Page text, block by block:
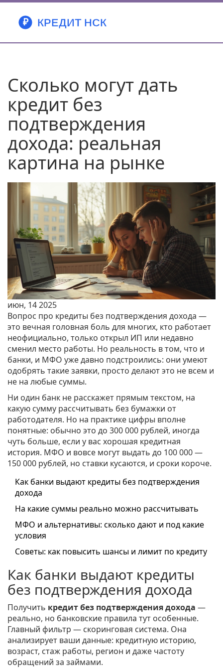
Сколько могут дать
кредит без
подтверждения
дохода: реальная
картина на рынке
июн, 14 2025
Вопрос про кредиты без подтверждения дохода —
это вечная головная боль для многих, кто работает
неофициально, только открыл ИП или недавно
сменил место работы. Но реальность в том, что и
банки, и МФО уже давно подстроились: они умеют
одобрять такие заявки, просто делают это не всем и
не на любые суммы.
Ни один банк не расскажет прямым текстом, на
какую сумму рассчитывать без бумажки от
работодателя. Но на практике цифры вполне
понятные: обычно это до 300 000 рублей, иногда
чуть больше, если у вас хорошая кредитная
история. МФО и вовсе могут выдать до 100 000 —
150 000 рублей, но ставки кусаются, и сроки короче.
Как банки выдают кредиты без подтверждения
дохода
На какие суммы реально можно рассчитывать
МФО и альтернативы: сколько дают и под какие
условия
Советы: как повысить шансы и лимит по кредиту
Как банки выдают кредиты
без подтверждения дохода
Получить кредит без подтверждения дохода —
реально, но банковские правила тут особенные.
Главный фильтр — скоринговая система. Она
анализирует ваши данные: кредитную историю,
возраст, стаж работы, регион и даже частоту
обращений за займами.